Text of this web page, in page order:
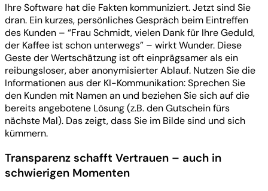
Ihre Software hat die Fakten kommuniziert. Jetzt sind Sie
dran. Ein kurzes, persönliches Gespräch beim Eintreffen
des Kunden – “Frau Schmidt, vielen Dank für Ihre Geduld,
der Kaffee ist schon unterwegs” – wirkt Wunder. Diese
Geste der Wertschätzung ist oft einprägsamer als ein
reibungsloser, aber anonymisierter Ablauf. Nutzen Sie die
Informationen aus der KI-Kommunikation: Sprechen Sie
den Kunden mit Namen an und beziehen Sie sich auf die
bereits angebotene Lösung (z.B. den Gutschein fürs
nächste Mal). Das zeigt, dass Sie im Bilde sind und sich
kümmern.
Transparenz schafft Vertrauen – auch in
schwierigen Momenten